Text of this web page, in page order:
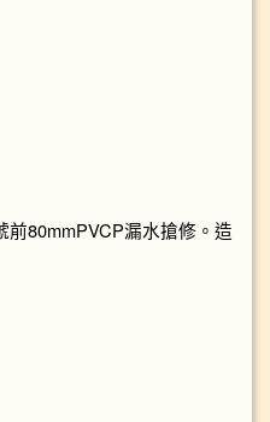
前80mmPVCP漏水搶修。造